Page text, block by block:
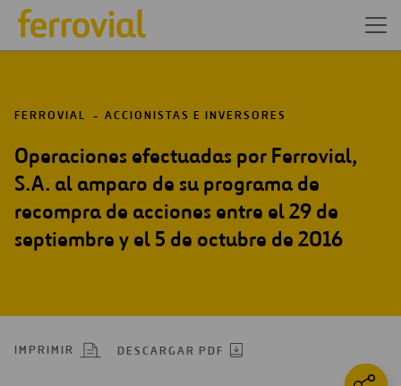
FERROVIAL ACCIONISTAS E INVERSORES
Operaciones efectuadas por Ferrovial,
S.A. al amparo de su programa de
recompra de acciones entre el 29 de
septiembre y el 5 de octubre de 2016
IMPRIMIR DESCARGAR PDF